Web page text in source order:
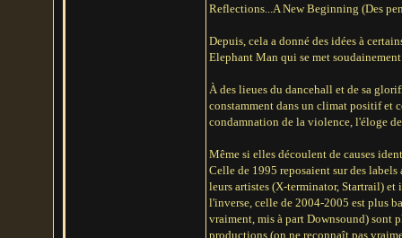
Reflections...A New Beginning (Des
Depuis, cela a donné des idées à
Elephant Man qui se met
À des lieues du dancehall et de sa
constamment dans un climat positif et
condamnation de la violence, l'éloge
Même si elles découlent de causes
Celle de 1995 reposaient sur des
leurs artistes (X-terminator, Startrail)
l'inverse, celle de 2004-2005 est plus
vraiment, mis à part Downsound) sont
productions (on ne reconnaît pas